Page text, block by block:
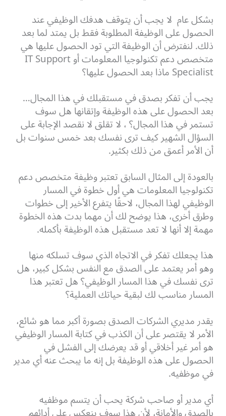
بشكل عام لا يجب أن يتوقف هدفك الوظيفي عند
الحصول على الوظيفة المطلوبة فقط بل يمتد لما بعد
ذلك. لنفترض أن الوظيفة التي تود الحصول عليها هي
متخصص دعم تكنولوجيا المعلومات أو IT Support
Specialist ماذا بعد الحصول عليها؟
يجب أن تفكر بصدق في مستقبلك في هذا المجال…
بعد الحصول على هذه الوظيفة وإتقانها هل سوف
تستمر في هذا المجال؟ ، لا تقلق لا نقصد الإجابة على
السؤال الشهير كيف ترى نفسك بعد خمس سنوات بل
أن الأمر أعمق من ذلك بكثير.
بالعودة إلى المثال السابق تعتبر وظيفة متخصص دعم
تكنولوجيا المعلومات هي أول خطوة في المسار
الوظيفي لهذا المجال، لاحقًا يتفرع الأخير إلى خطوات
وطرق أخرى، هذا يوضح لك أن مهما بدت هذه الخطوة
مهمة إلا أنها لا تعد مستقبل هذه الوظيفة بأكمله.
هذا يجعلك تفكر في الاتجاه الذي سوف تسلكه منها
وهو أمر يعتمد على الصدق مع النفس بشكل كبير، هل
ترى نفسك في هذا المسار الوظيفي؟ هل تعتبر هذا
المسار مناسب لك لبقية حياتك العملية؟
يقدر مديري الشركات الصدق بصورة أكبر مما هو شائع،
الأمر لا يقتصر على أن الكذب في كتابة المسار الوظيفي
هو أمر غير أخلاقي أو قد يعرضك إلى الفشل في
الحصول على هذه الوظيفة بل إنه ما يبحث عنه أي مدير
في موظفيه.
أي مدير أو صاحب شركة يحب أن يتسم موظفيه